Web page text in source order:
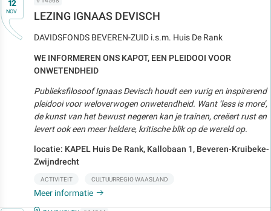
12
NOV LEZING IGNAAS DEVISCH
DAVIDSFONDS BEVEREN-ZUID i.s.m. Huis De Rank
WE INFORMEREN ONS KAPOT, EEN PLEIDOOI VOOR
ONWETENDHEID
Publieksfilosoof Ignaas Devisch houdt een vurig en inspirerend
pleidooi voor weloverwogen onwetendheid. Want ‘less is more’,
de kunst van het bewust negeren kan je trainen, creëert rust en
levert ook een meer heldere, kritische blik op de wereld op.
locatie: KAPEL Huis De Rank, Kallobaan 1, Beveren-Kruibeke-
Zwijndrecht
ACTIVITEIT CULTUURREGIO WAASLAND
Meer informatie